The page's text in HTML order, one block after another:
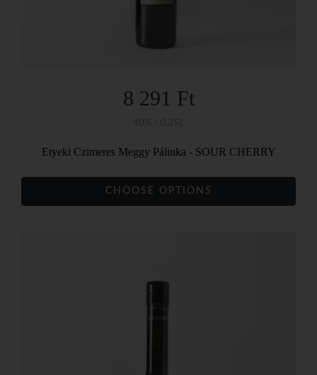
8 291 Ft
Etyeki Czimeres Meggy Pálinka - SOUR CHERRY
CHOOSE OPTIONS